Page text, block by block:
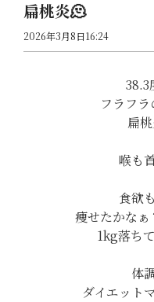
扁桃炎🫠
2026年3月8日16:24
38.3
フラフ
扁
喉も
食欲
痩せたかなぁ
1kg落ち
体
ダイエット